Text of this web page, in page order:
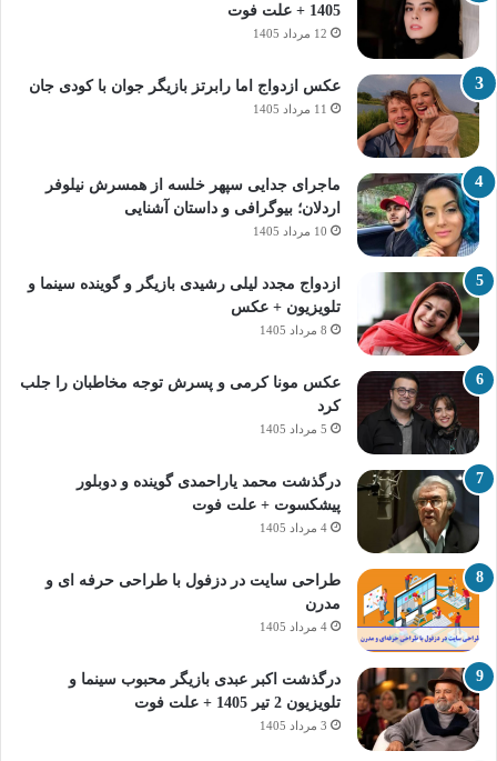
1405 + علت فوت
12 مرداد 1405
عکس ازدواج اما رابرتز بازیگر جوان با کودی جان
11 مرداد 1405
ماجرای جدایی سپهر خلسه از همسرش نیلوفر
اردلان؛ بیوگرافی و داستان آشنایی
10 مرداد 1405
ازدواج مجدد لیلی رشیدی بازیگر و گوینده سینما و
تلویزیون + عکس
8 مرداد 1405
عکس مونا کرمی و پسرش توجه مخاطبان را جلب
کرد
5 مرداد 1405
درگذشت محمد یاراحمدی گوینده و دوبلور
پیشکسوت + علت فوت
4 مرداد 1405
طراحی سایت در دزفول با طراحی حرفه‌ ای و
مدرن
4 مرداد 1405
درگذشت اکبر عبدی بازیگر محبوب سینما و
تلویزیون 2 تیر 1405 + علت فوت
3 مرداد 1405